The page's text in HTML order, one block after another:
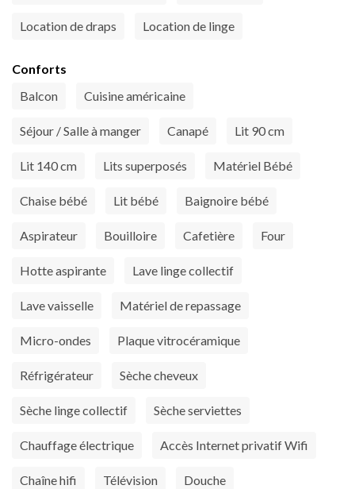
Location de draps Location de linge
Conforts
Balcon
Cuisine américaine
Séjour / Salle à manger Canapé Lit 90 cm
Lit 140 cm Lits superposés Matériel Bébé
Chaise bébé Lit bébé Baignoire bébé
Aspirateur Bouilloire Cafetière Four
Hotte aspirante Lave linge collectif
Lave vaisselle Matériel de repassage
Micro-ondes Plaque vitrocéramique
Réfrigérateur Sèche cheveux
Sèche linge collectif Sèche serviettes
Chauffage électrique Accès Internet privatif Wifi
Chaîne hifi Télévision Douche